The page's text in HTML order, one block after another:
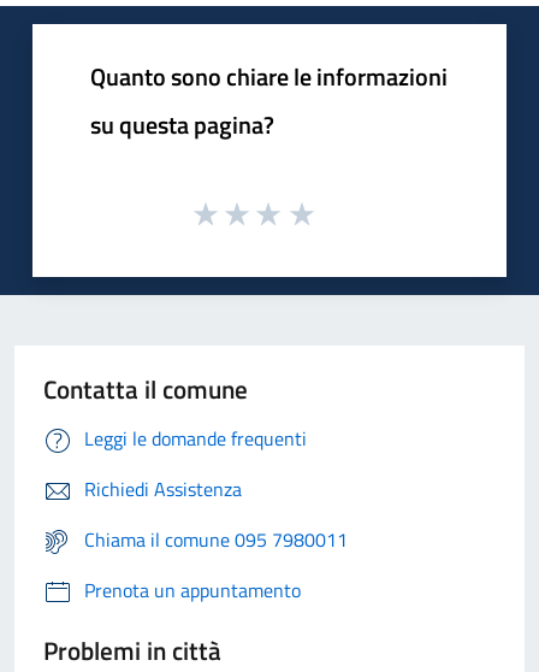
Quanto sono chiare le informazioni
su questa pagina?
Contatta il comune
Leggi le domande frequenti
Richiedi Assistenza
Chiama il comune 095 7980011
Prenota un appuntamento
Problemi in città